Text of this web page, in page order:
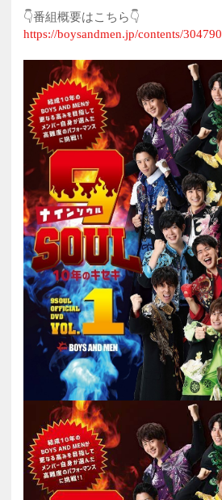
👇番組概要はこちら👇
https://boysandmen.jp/contents/304790